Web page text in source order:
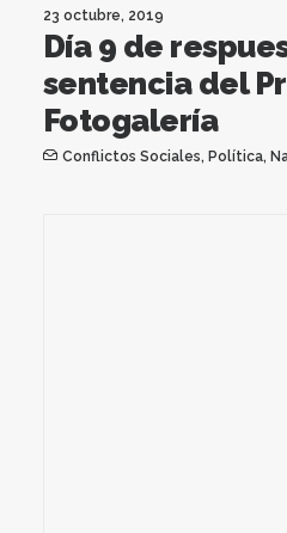
23 octubre, 2019
Día 9 de
sentencia del
Fotogalería
Conflictos Sociales, Política,